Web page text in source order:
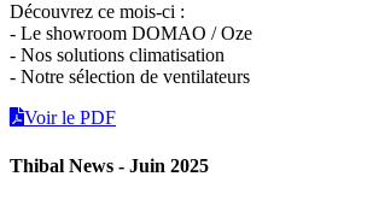
Découvrez ce mois-ci :
- Le showroom DOMAO / Oze
- Nos solutions climatisation
- Notre sélection de ventilateurs
Voir le PDF
Thibal News - Juin 2025